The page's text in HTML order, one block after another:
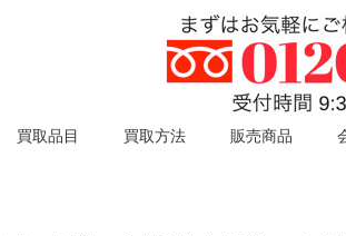
買取品目 買取方法 販売商品